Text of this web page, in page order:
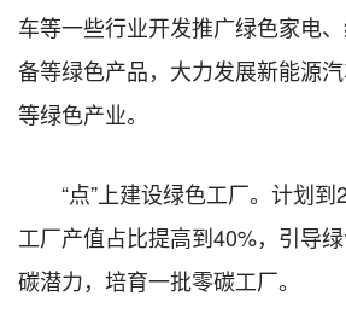
车等一些行业开发推广绿色家电
备等绿色产品，大力发展新能源
等绿色产业。
“点”上建设绿色工厂。计划
工厂产值占比提高到40%，引导
碳潜力，培育一批零碳工厂。